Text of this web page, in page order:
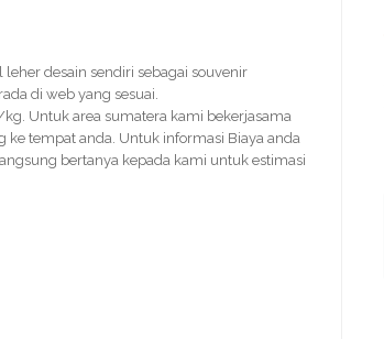
desain sendiri sebagai souvenir
di web yang sesuai.
Untuk area sumatera kami bekerjasama
ke tempat anda. Untuk informasi Biaya anda
bertanya kepada kami untuk estimasi